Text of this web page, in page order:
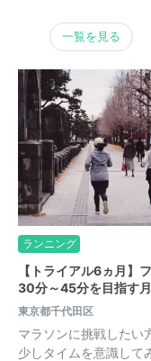
一覧を見る
ランニング
【トライアル6ヵ月】
30分～45分を目指す
東京都千代田区
マラソンに挑戦したい
少しタイムを意識して